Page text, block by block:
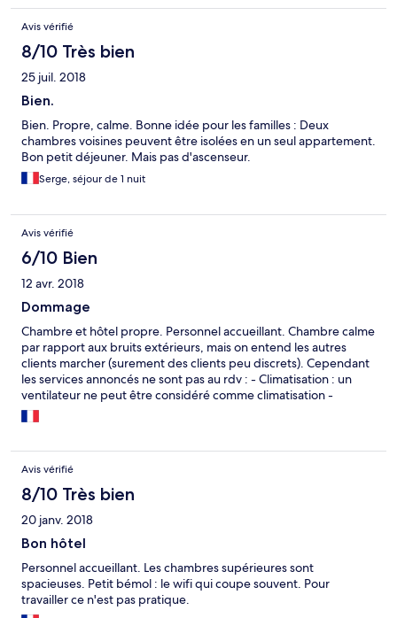
Avis vérifié
8/10 Très bien
25 juil. 2018
Bien.
Bien. Propre, calme. Bonne idée pour les familles : Deux
chambres voisines peuvent être isolées en un seul appartement.
Bon petit déjeuner. Mais pas d'ascenseur.
Serge, séjour de 1 nuit
Avis vérifié
6/10 Bien
12 avr. 2018
Dommage
Chambre et hôtel propre. Personnel accueillant. Chambre calme
par rapport aux bruits extérieurs, mais on entend les autres
clients marcher (surement des clients peu discrets). Cependant
les services annoncés ne sont pas au rdv : - Climatisation : un
ventilateur ne peut être considéré comme climatisation -
Chaines satellites : ajouter 5 chaines aux chaines de la TNT, sans
Canal +, c'est très léger pour annoncer cet argument. - Wifi :
Avis vérifié
8/10 Très bien
20 janv. 2018
Bon hôtel
Personnel accueillant. Les chambres supérieures sont
spacieuses. Petit bémol : le wifi qui coupe souvent. Pour
travailler ce n'est pas pratique.